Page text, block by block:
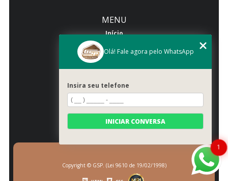
MENU
Início
Quem somos
Galeria
Categorias
Contato
Mapa do site
Copyright © GSP. (Lei 9610 de 19/02/1998)
1
Olá! Fale agora pelo WhatsApp
Insira seu telefone
INICIAR CONVERSA